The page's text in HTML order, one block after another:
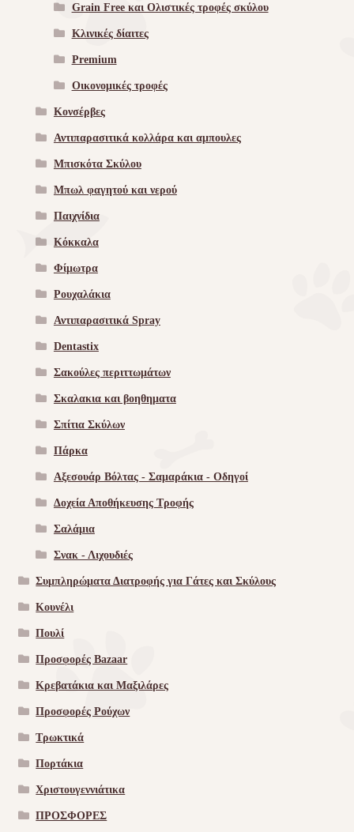
Grain Free και Ολιστικές τροφές σκύλου
Κλινικές δίαιτες
Premium
Οικονομικές τροφές
Κονσέρβες
Αντιπαρασιτικά κολλάρα και αμπουλες
Μπισκότα Σκύλου
Μπωλ φαγητού και νερού
Παιχνίδια
Κόκκαλα
Φίμωτρα
Ρουχαλάκια
Αντιπαρασιτικά Spray
Dentastix
Σακούλες περιττωμάτων
Σκαλακια και βοηθηματα
Σπίτια Σκύλων
Πάρκα
Αξεσουάρ Βόλτας - Σαμαράκια - Οδηγοί
Δοχεία Αποθήκευσης Τροφής
Σαλάμια
Σνακ - Λιχουδιές
Συμπληρώματα Διατροφής για Γάτες και Σκύλους
Κουνέλι
Πουλί
Προσφορές Bazaar
Κρεβατάκια και Μαξιλάρες
Προσφορές Ρούχων
Τρωκτικά
Πορτάκια
Χριστουγεννιάτικα
ΠΡΟΣΦΟΡΕΣ